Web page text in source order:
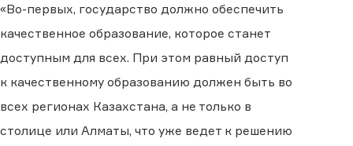
«Во-первых, государство должно обеспечить
качественное образование, которое станет
доступным для всех. При этом равный доступ
к качественному образованию должен быть во
всех регионах Казахстана, а не только в
столице или Алматы, что уже ведет к решению